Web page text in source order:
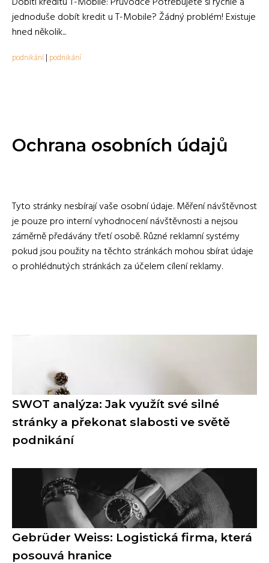
jednoduše dobít kredit u T-Mobile? Žádný problém! Existuje
hned několik...
podnikání| podnikání
Ochrana osobních údajů
Tyto stránky nesbírají vaše osobní údaje. Měření návštěvnost
je pouze pro interní vyhodnocení návštěvnosti a nejsou
záměrně předávány třetí osobě. Různé reklamní systémy
pokud jsou použity na těchto stránkách mohou sbírat údaje
o prohlédnutých stránkách za účelem cílení reklamy.
SWOT analýza: Jak využít své silné
stránky a překonat slabosti ve světě
podnikání
Gebrüder Weiss: Logistická firma, která
posouvá hranice